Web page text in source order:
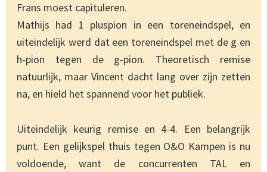
Frans moest capituleren.
Mathijs had 1 pluspion in een toreneindspel, en
uiteindelijk werd dat een toreneindspel met de g en
h-pion tegen de g-pion. Theoretisch remise
natuurlijk, maar Vincent dacht lang over zijn zetten
na, en hield het spannend voor het publiek.
Uiteindelijk keurig remise en 4-4. Een belangrijk
punt. Een gelijkspel thuis tegen O&O Kampen is nu
voldoende, want de concurrenten TAL en